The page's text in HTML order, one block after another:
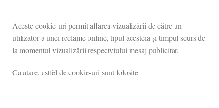
Aceste cookie-uri permit aflarea vizualizării de către un
utilizator a unei reclame online, tipul acesteia și timpul scurs de
la momentul vizualizării respectviului mesaj publicitar.
Ca atare, astfel de cookie-uri sunt folosite